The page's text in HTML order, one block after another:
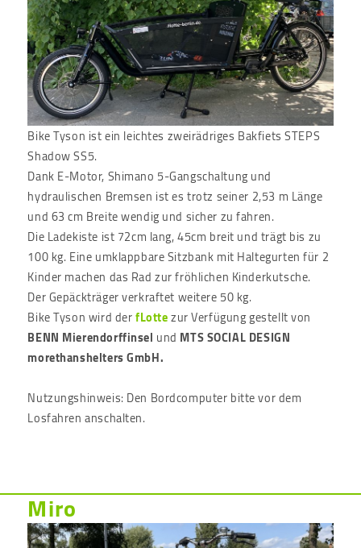
Bike Tyson ist ein leichtes zweirädriges Bakfiets STEPS
Shadow SS5.
Dank E-Motor, Shimano 5-Gangschaltung und
hydraulischen Bremsen ist es trotz seiner 2,53 m Länge
und 63 cm Breite wendig und sicher zu fahren.
Die Ladekiste ist 72cm lang, 45cm breit und trägt bis zu
100 kg. Eine umklappbare Sitzbank mit Haltegurten für 2
Kinder machen das Rad zur fröhlichen Kinderkutsche.
Der Gepäckträger verkraftet weitere 50 kg.
Bike Tyson wird derfLottezur Verfügung gestellt von
BENN Mierendorffinsel und MTS SOCIAL DESIGN
morethanshelters GmbH.
Nutzungshinweis: Den Bordcomputer bitte vor dem
Losfahren anschalten.
Miro